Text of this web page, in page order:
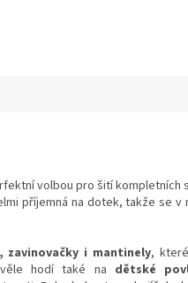
volbou pro šití kompletních
příjemná na dotek, takže se v
zavinovačky i mantinely,
hodí také na dětské